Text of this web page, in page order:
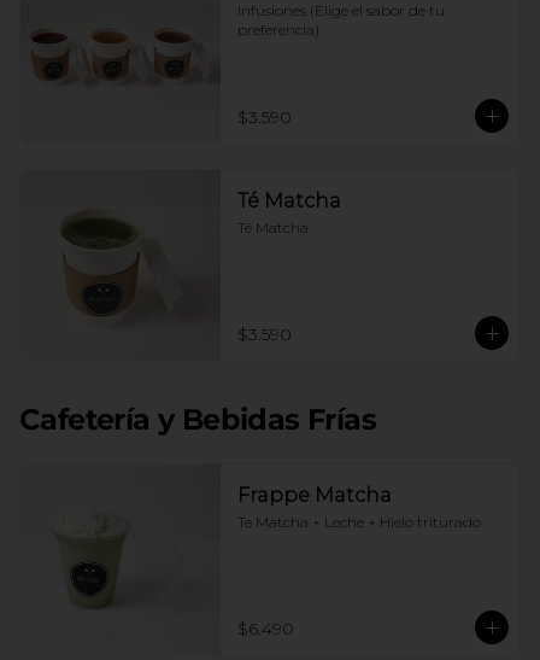
Infusiones (Elige el sabor de tu
preferencia)
$3.590
Té Matcha
Té Matcha
$3.590
Cafetería y Bebidas Frías
Frappe Matcha
Te Matcha + Leche + Hielo triturado
$6.490